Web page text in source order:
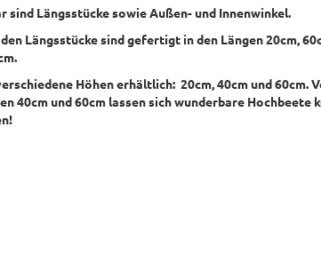
sind Längsstücke sowie Außen- und Innenwinkel.
Längsstücke sind gefertigt in den Längen 20cm,
Höhen erhältlich: 20cm, 40cm und 60cm. V
40cm und 60cm lassen sichwunderbare Hochbeete